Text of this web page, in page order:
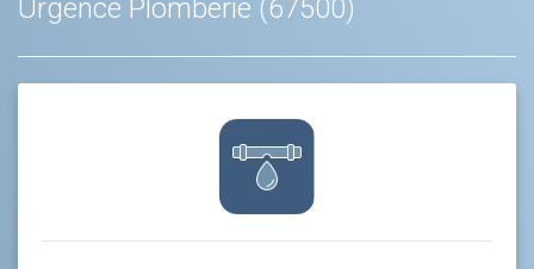
Urgence Plomberie (67500)